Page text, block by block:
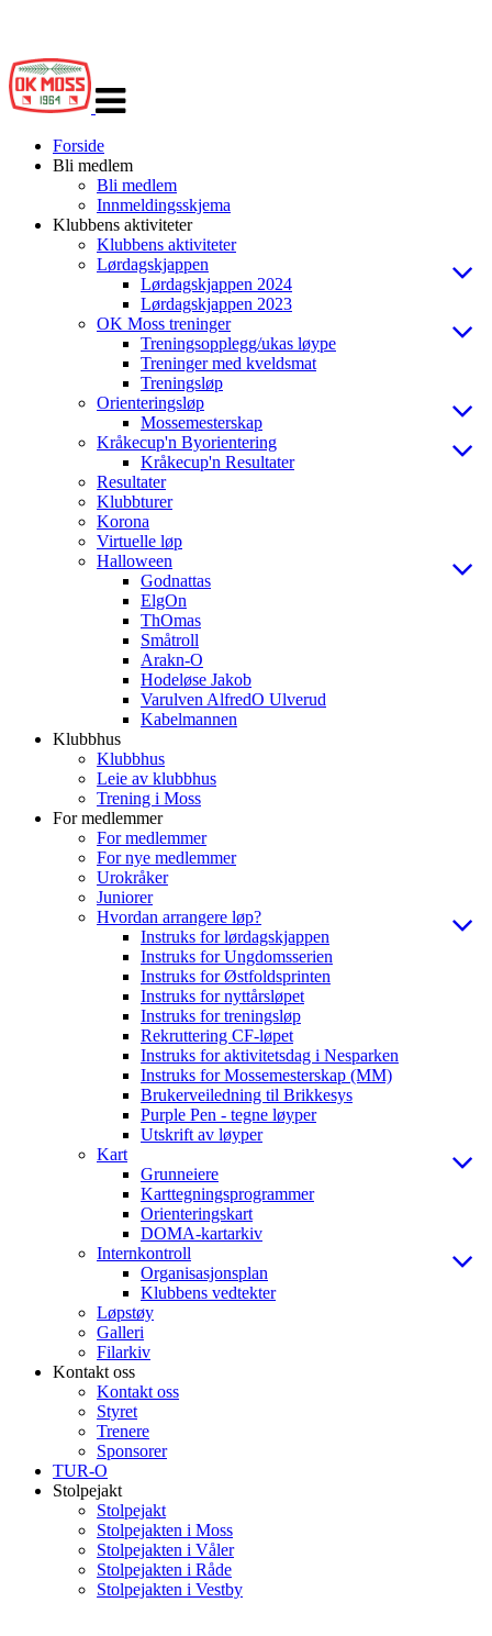
navigasjon
Forside
Bli medlem
Bli medlem
Innmeldingsskjema
Klubbens aktiviteter
Klubbens aktiviteter
Lørdagskjappen
Lørdagskjappen 2024
Lørdagskjappen 2023
OK Moss treninger
Treningsopplegg/ukas løype
Treninger med kveldsmat
Treningsløp
Orienteringsløp
Mossemesterskap
Kråkecup'n Byorientering
Kråkecup'n Resultater
Resultater
Klubbturer
Korona
Virtuelle løp
Halloween
Godnattas
ElgOn
ThOmas
Småtroll
Arakn-O
Hodeløse Jakob
Varulven AlfredO Ulverud
Kabelmannen
Klubbhus
Klubbhus
Leie av klubbhus
Trening i Moss
For medlemmer
For medlemmer
For nye medlemmer
Urokråker
Juniorer
Hvordan arrangere løp?
Instruks for lørdagskjappen
Instruks for Ungdomsserien
Instruks for Østfoldsprinten
Instruks for nyttårsløpet
Instruks for treningsløp
Rekruttering CF-løpet
Instruks for aktivitetsdag i Nesparken
Instruks for Mossemesterskap (MM)
Brukerveiledning til Brikkesys
Purple Pen - tegne løyper
Utskrift av løyper
Kart
Grunneiere
Karttegningsprogrammer
Orienteringskart
DOMA-kartarkiv
Internkontroll
Organisasjonsplan
Klubbens vedtekter
Løpstøy
Galleri
Filarkiv
Kontakt oss
Kontakt oss
Styret
Trenere
Sponsorer
TUR-O
Stolpejakt
Stolpejakt
Stolpejakten i Moss
Stolpejakten i Våler
Stolpejakten i Råde
Stolpejakten i Vestby